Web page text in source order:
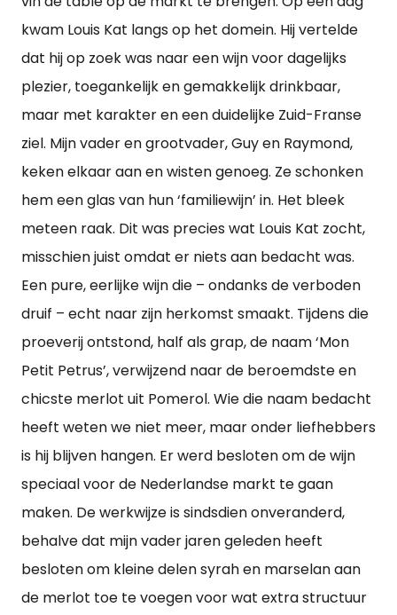
kwam Louis Kat langs op het domein. Hij vertelde
dat hij op zoek was naar een wijn voor dagelijks
plezier, toegankelijk en gemakkelijk drinkbaar,
maar met karakter en een duidelijke Zuid-Franse
ziel. Mijn vader en grootvader, Guy en Raymond,
keken elkaar aan en wisten genoeg. Ze schonken
hem een glas van hun ‘familiewijn’ in. Het bleek
meteen raak. Dit was precies wat Louis Kat zocht,
misschien juist omdat er niets aan bedacht was.
Een pure, eerlijke wijn die – ondanks de verboden
druif – echt naar zijn herkomst smaakt. Tijdens die
proeverij ontstond, half als grap, de naam ‘Mon
Petit Petrus’, verwijzend naar de beroemdste en
chicste merlot uit Pomerol. Wie die naam bedacht
heeft weten we niet meer, maar onder liefhebbers
is hij blijven hangen. Er werd besloten om de wijn
speciaal voor de Nederlandse markt te gaan
maken. De werkwijze is sindsdien onveranderd,
behalve dat mijn vader jaren geleden heeft
besloten om kleine delen syrah en marselan aan
de merlot toe te voegen voor wat extra structuur